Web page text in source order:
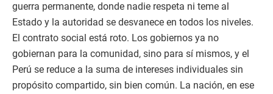
guerra permanente, donde nadie respeta ni teme al
Estado y la autoridad se desvanece en todos los niveles.
El contrato social está roto. Los gobiernos ya no
gobiernan para la comunidad, sino para sí mismos, y el
Perú se reduce a la suma de intereses individuales sin
propósito compartido, sin bien común. La nación, en ese